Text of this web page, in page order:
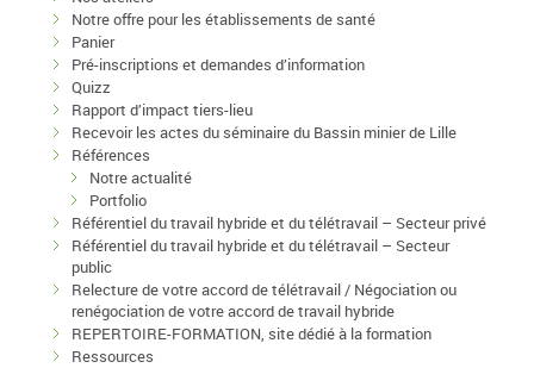
Notre offre pour les établissements de santé
Panier
Pré-inscriptions et demandes d’information
Quizz
Rapport d’impact tiers-lieu
Recevoir les actes du séminaire du Bassin minier de Lille
Références
Notre actualité
Portfolio
Référentiel du travail hybride et du télétravail – Secteur privé
Référentiel du travail hybride et du télétravail – Secteur
public
Relecture de votre accord de télétravail / Négociation ou
renégociation de votre accord de travail hybride
REPERTOIRE-FORMATION, site dédié à la formation
Ressources